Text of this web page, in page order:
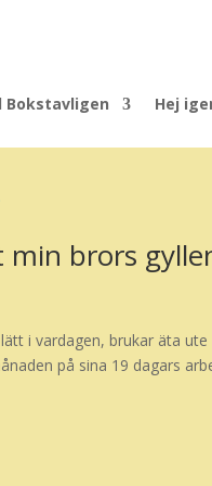
Bokstavligen Hej
brors
i vardagen, brukar äta
på sina 19 dagars